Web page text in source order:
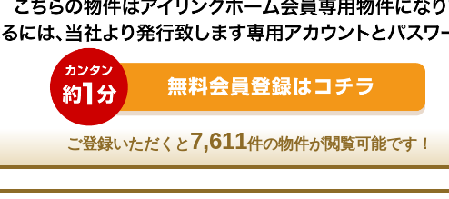
ご登録いただくと7,611件の物件が閲覧可能です！